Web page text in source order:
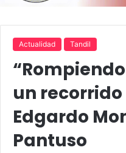
Actualidad Tandil
un
Edgardo
Pantuso